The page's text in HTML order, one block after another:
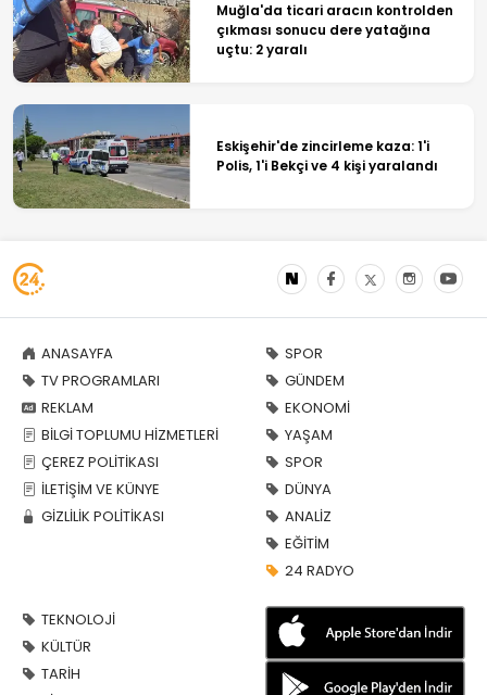
Muğla'da ticari aracın kontrolden
çıkması sonucu dere yatağına
uçtu: 2 yaralı
Eskişehir'de zincirleme kaza: 1'i
Polis, 1'i Bekçi ve 4 kişi yaralandı
ANASAYFA
TV PROGRAMLARI
REKLAM
BİLGİ TOPLUMU HİZMETLERİ
ÇEREZ POLİTİKASI
İLETİŞİM VE KÜNYE
GİZLİLİK POLİTİKASI
SPOR
GÜNDEM
EKONOMİ
YAŞAM
SPOR
DÜNYA
ANALİZ
EĞİTİM
24 RADYO
TEKNOLOJİ
KÜLTÜR
TARİH